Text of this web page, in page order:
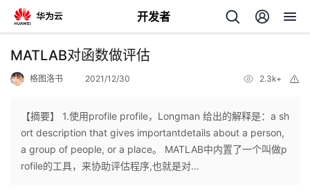
开发者
返
个
MATLAB对函数做评估
格图洛书 2021/12/30 2.3k+
【摘要】 1.使用profile profile，Longman 给出的解释是：a sh
ort description that gives importantdetails about a person,
a group of people, or a place。 MATLAB中内置了一个叫做p
rofile的工具，来协助评估程序,也就是对...